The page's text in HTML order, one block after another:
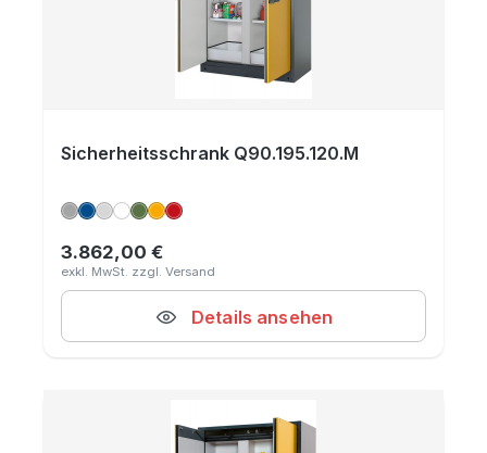
Sicherheitsschrank Q90.195.120.M
Regulärer Preis:
3.862,00 €
Details ansehen